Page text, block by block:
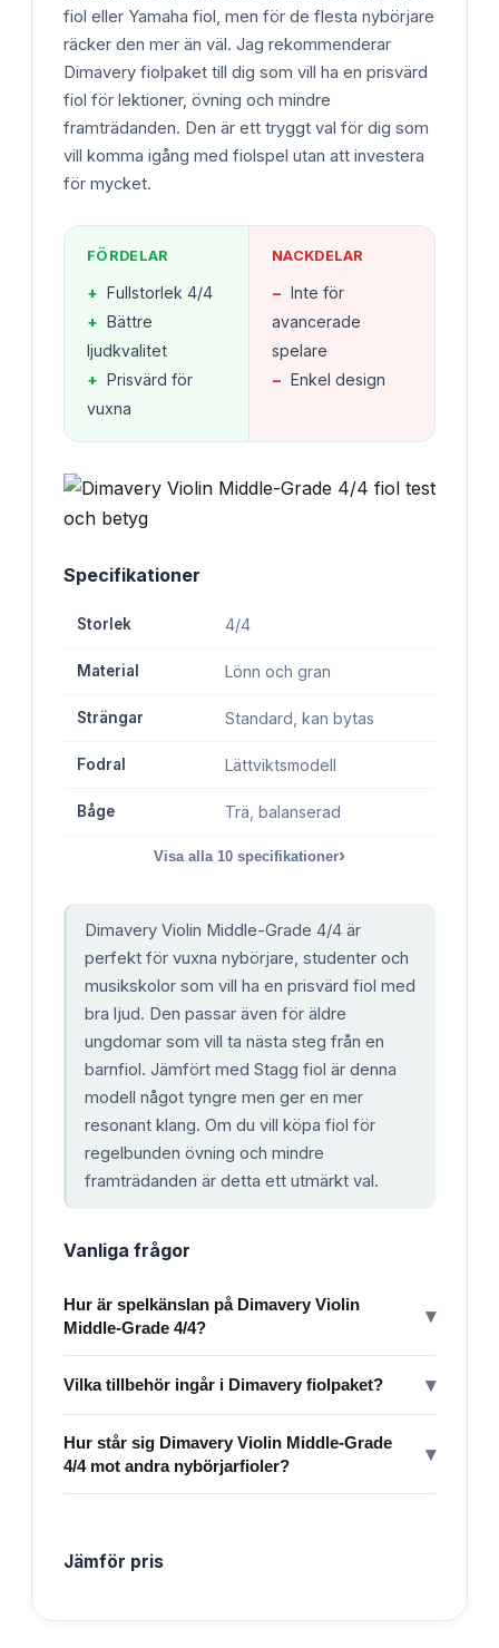
fiol eller Yamaha fiol, men för de flesta nybörjare
räcker den mer än väl. Jag rekommenderar
Dimavery fiolpaket till dig som vill ha en prisvärd
fiol för lektioner, övning och mindre
framträdanden. Den är ett tryggt val för dig som
vill komma igång med fiolspel utan att investera
för mycket.
FÖRDELAR
+ Fullstorlek 4/4
+ Bättre
ljudkvalitet
+ Prisvärd för
vuxna
NACKDELAR
− Inte för
avancerade
spelare
− Enkel design
Specifikationer
Storlek 4/4
Material Lönn och gran
Strängar Standard, kan bytas
Fodral Lättviktsmodell
Båge Trä, balanserad
Visa alla 10 specifikationer›
Dimavery Violin Middle-Grade 4/4 är
perfekt för vuxna nybörjare, studenter och
musikskolor som vill ha en prisvärd fiol med
bra ljud. Den passar även för äldre
ungdomar som vill ta nästa steg från en
barnfiol. Jämfört med Stagg fiol är denna
modell något tyngre men ger en mer
resonant klang. Om du vill köpa fiol för
regelbunden övning och mindre
framträdanden är detta ett utmärkt val.
Vanliga frågor
Hur är spelkänslan på Dimavery Violin
Middle-Grade 4/4?
▾
Vilka tillbehör ingår i Dimavery fiolpaket? ▾
Hur står sig Dimavery Violin Middle-Grade
4/4 mot andra nybörjarfioler?
▾
Jämför pris